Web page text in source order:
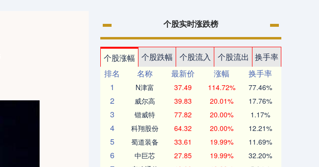
个股实时涨跌榜
个股涨幅 个股跌幅 个股流入 个股流出
换手率
排名
名称 最新价 涨幅
换手率
1
N津富 37.49 114.72% 77.46%
2 威尔高 39.83 20.01% 17.76%
3 锴威特 77.82 20.00% 1.17%
4 科翔股份 64.32 20.00% 12.21%
5 蜀道装备 33.61 19.99% 11.69%
6 中巨芯 27.85 19.99% 32.20%